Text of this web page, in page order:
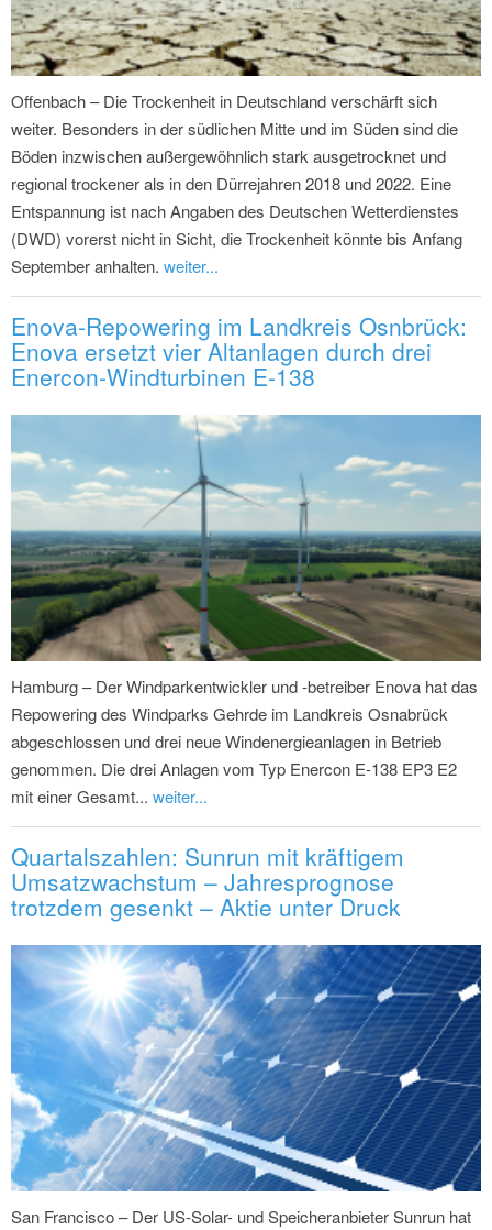
Offenbach – Die Trockenheit in Deutschland verschärft sich
weiter. Besonders in der südlichen Mitte und im Süden sind die
Böden inzwischen außergewöhnlich stark ausgetrocknet und
regional trockener als in den Dürrejahren 2018 und 2022. Eine
Entspannung ist nach Angaben des Deutschen Wetterdienstes
(DWD) vorerst nicht in Sicht, die Trockenheit könnte bis Anfang
September anhalten. weiter...
Enova-Repowering im Landkreis Osnbrück:
Enova ersetzt vier Altanlagen durch drei
Enercon-Windturbinen E-138
Hamburg – Der Windparkentwickler und -betreiber Enova hat das
Repowering des Windparks Gehrde im Landkreis Osnabrück
abgeschlossen und drei neue Windenergieanlagen in Betrieb
genommen. Die drei Anlagen vom Typ Enercon E-138 EP3 E2
mit einer Gesamt... weiter...
Quartalszahlen: Sunrun mit kräftigem
Umsatzwachstum – Jahresprognose
trotzdem gesenkt – Aktie unter Druck
San Francisco – Der US-Solar- und Speicheranbieter Sunrun hat